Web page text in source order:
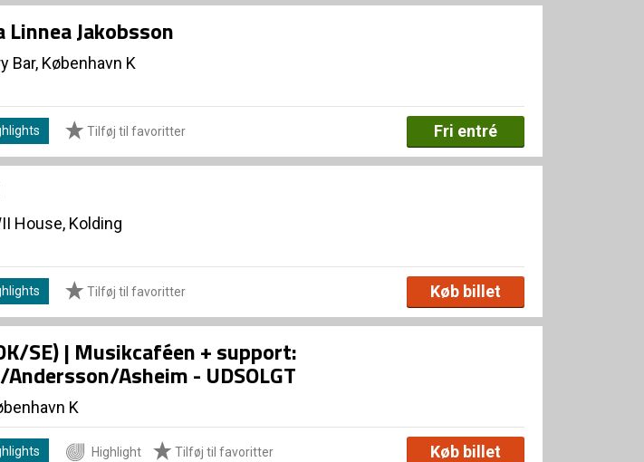
Linnea Jakobsson
Bar, København K
Tilføj til favoritter Fri entré
House, Kolding
Tilføj til favoritter Køb billet
SE) | Musikcaféen + support:
Asheim - UDSOLGT
K
Highlight Tilføj til favoritter Køb billet